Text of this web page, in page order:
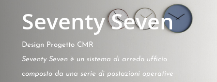
Seventy Seven
Design Progetto CMR
Seventy Seven è un sistema di arredo ufficio
composto da una serie di postazioni operative